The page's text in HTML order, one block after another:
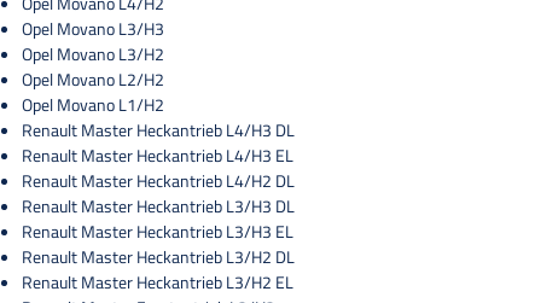
Opel Movano L3/H3
Opel Movano L3/H2
Opel Movano L2/H2
Opel Movano L1/H2
Renault Master Heckantrieb L4/H3 DL
Renault Master Heckantrieb L4/H3 EL
Renault Master Heckantrieb L4/H2 DL
Renault Master Heckantrieb L3/H3 DL
Renault Master Heckantrieb L3/H3 EL
Renault Master Heckantrieb L3/H2 DL
Renault Master Heckantrieb L3/H2 EL